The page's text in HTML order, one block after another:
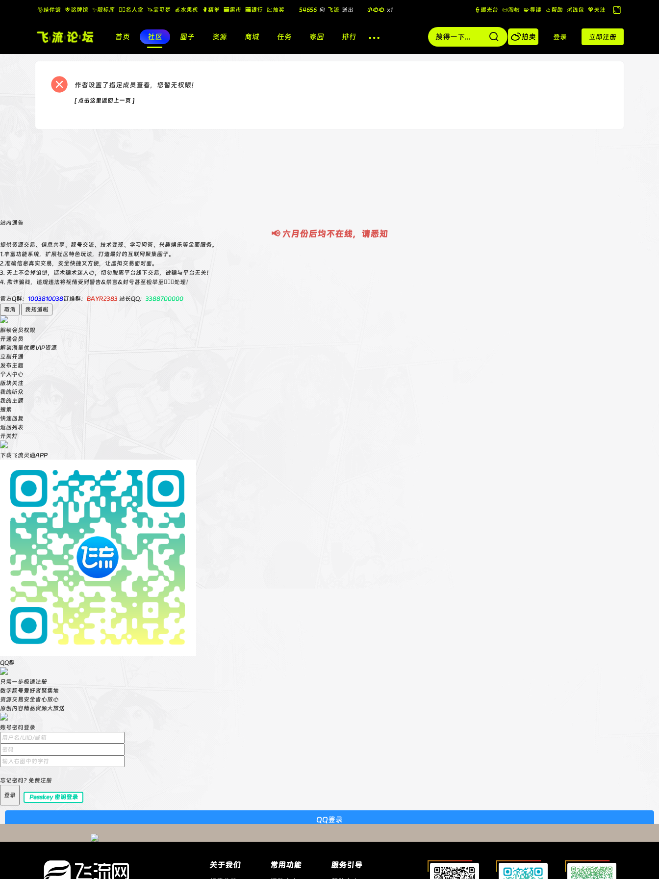
🎅挂件馆 🌟铭牌馆 ✨️靓标库 🧚‍♂️名人堂 🦄宝可梦 🍎水果机 🥊猜拳 🏧黑市 🏧银行 💹抽奖
🎁
54656 向 飞流 送出 小心心 x1
飞流 向 北 酷盖墨镜
飞流 向 北 送出 小心心 x1
👮曝光台 📜淘帖 🧩导读 👛帮助 💰️钱包 💖关注
换
到
宽
版
首页 社区 圈子 资源 商城 任务 家园 排行 拍卖 登录 立即注册
作者设置了指定成员查看，您暂无权限！
[ 点击这里返回上一页 ]
站内通告
📢 六月份后均不在线，请悉知
提供资源交易、信息共享、靓号交流、技术变现、学习问答、兴趣娱乐等全面服务。
1.丰富功能系统，扩展社区特色玩法，打造最好的互联网聚集圈子。
2.准确信息真实交易，安全快捷又方便，让虚拟交易面对面。
3. 天上不会掉馅饼，话术骗术迷人心，切勿脱离平台线下交易，被骗与平台无关！
4. 欺诈骗钱，违规违法将视情受到警告&禁言&封号甚至检举至👮🏻‍♀️处理！
官方Q群： 1003810038钉推群： BAYR2383 站长QQ： 3388700000
取消
我知道啦
解锁会员权限
开通会员
解锁海量优质VIP资源
立刻开通
发布主题
个人中心
版块关注
我的听众
我的主题
搜索
快速回复
返回列表
开关灯
下载飞流灵通APP
QQ群
只需一步极速注册
数字靓号爱好者聚集地
资源交易安全省心放心
原创内容精品资源大放送
账号密码登录
忘记密码? 免费注册
登录 Passkey 密钥登录
QQ登录
关于我们 常用功能 服务引导